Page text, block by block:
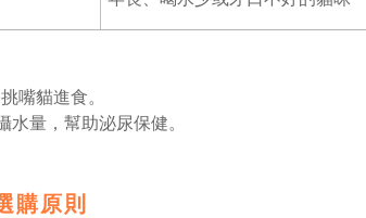
嘴貓進食。
量，幫助泌尿保健。
購原則